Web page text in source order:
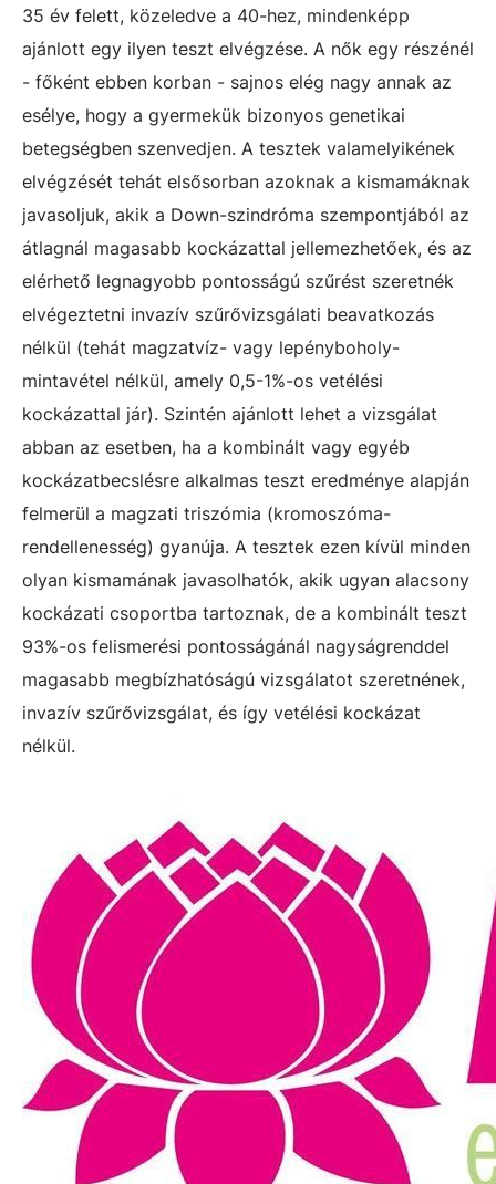
35 év felett, közeledve a 40-hez, mindenképp
ajánlott egy ilyen teszt elvégzése. A nők egy részénél
- főként ebben korban - sajnos elég nagy annak az
esélye, hogy a gyermekük bizonyos genetikai
betegségben szenvedjen. A tesztek valamelyikének
elvégzését tehát elsősorban azoknak a kismamáknak
javasoljuk, akik a Down-szindróma szempontjából az
átlagnál magasabb kockázattal jellemezhetőek, és az
elérhető legnagyobb pontosságú szűrést szeretnék
elvégeztetni invazív szűrővizsgálati beavatkozás
nélkül (tehát magzatvíz- vagy lepényboholy-
mintavétel nélkül, amely 0,5-1%-os vetélési
kockázattal jár). Szintén ajánlott lehet a vizsgálat
abban az esetben, ha a kombinált vagy egyéb
kockázatbecslésre alkalmas teszt eredménye alapján
felmerül a magzati triszómia (kromoszóma-
rendellenesség) gyanúja. A tesztek ezen kívül minden
olyan kismamának javasolhatók, akik ugyan alacsony
kockázati csoportba tartoznak, de a kombinált teszt
93%-os felismerési pontosságánál nagyságrenddel
magasabb megbízhatóságú vizsgálatot szeretnének,
invazív szűrővizsgálat, és így vetélési kockázat
nélkül.